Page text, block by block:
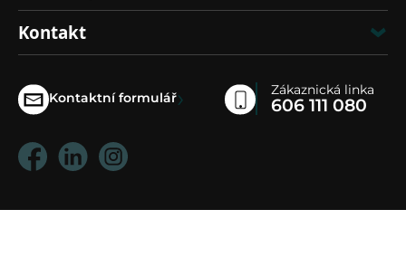
Kontakt
Kontaktní formulář› Zákaznická linka
606 111 080